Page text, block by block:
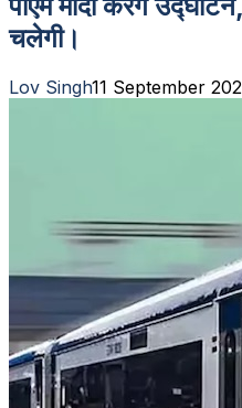
चलेगी।
Lov Singh11 September